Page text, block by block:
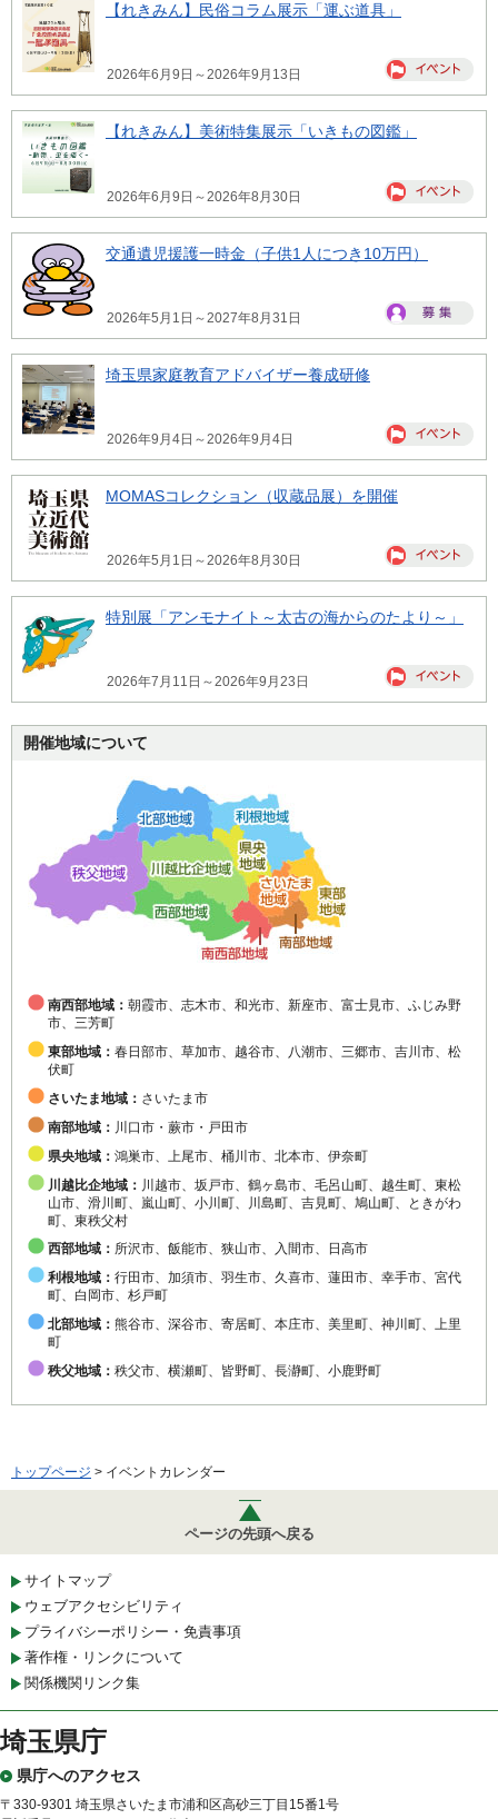
【れきみん】民俗コラム展示「運ぶ道具」
2026年6月9日～2026年9月13日
【れきみん】美術特集展示「いきもの図鑑」
2026年6月9日～2026年8月30日
交通遺児援護一時金（子供1人につき10万円）
2026年5月1日～2027年8月31日
埼玉県家庭教育アドバイザー養成研修
2026年9月4日～2026年9月4日
MOMASコレクション（収蔵品展）を開催
2026年5月1日～2026年8月30日
特別展「アンモナイト～太古の海からのたより～」
2026年7月11日～2026年9月23日
開催地域について
南西部地域： 朝霞市、志木市、和光市、新座市、富士見市、ふじみ野
市、三芳町
東部地域： 春日部市、草加市、越谷市、八潮市、三郷市、吉川市、松
伏町
さいたま地域： さいたま市
南部地域： 川口市・蕨市・戸田市
県央地域： 鴻巣市、上尾市、桶川市、北本市、伊奈町
川越比企地域： 川越市、坂戸市、鶴ヶ島市、毛呂山町、越生町、東松
山市、滑川町、嵐山町、小川町、川島町、吉見町、鳩山町、ときがわ
町、東秩父村
西部地域： 所沢市、飯能市、狭山市、入間市、日高市
利根地域： 行田市、加須市、羽生市、久喜市、蓮田市、幸手市、宮代
町、白岡市、杉戸町
北部地域： 熊谷市、深谷市、寄居町、本庄市、美里町、神川町、上里
町
秩父地域： 秩父市、横瀬町、皆野町、長瀞町、小鹿野町
トップページ > イベントカレンダー
ページの先頭へ戻る
サイトマップ
ウェブアクセシビリティ
プライバシーポリシー・免責事項
著作権・リンクについて
関係機関リンク集
埼玉県庁
県庁へのアクセス
〒330-9301 埼玉県さいたま市浦和区高砂三丁目15番1号